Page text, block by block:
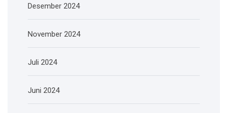
Desember 2024
November 2024
Juli 2024
Juni 2024